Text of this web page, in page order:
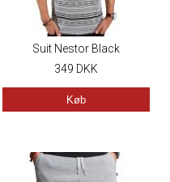
Suit Nestor Black
349 DKK
Køb